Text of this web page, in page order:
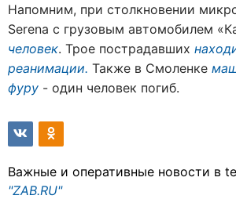
Напомним, при столкновении
Serena с грузовым автомобилем
человек. Трое пострадавших
реанимации. Также в Смоленке
фуру - один человек погиб.
Важные и оперативные новости в
"ZAB.RU"